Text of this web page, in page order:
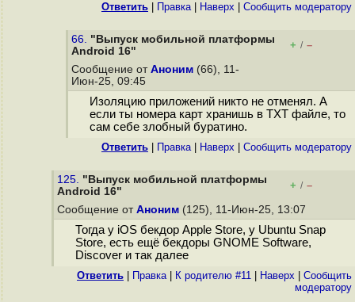
Ответить Правка| Наверх Cообщить модератору
66. "Выпуск мобильной платформы
Android 16"
+ / –
Сообщение от Аноним (66), 11-
Июн-25, 09:45
Изоляцию приложений никто не отменял. А
если ты номера карт хранишь в TXT файле, то
сам себе злобный буратино.
Ответить Правка| Наверх Cообщить модератору
125. "Выпуск мобильной платформы
Android 16"
+ / –
Сообщение от Аноним (125), 11-Июн-25, 13:07
Тогда у iOS бекдор Apple Store, у Ubuntu Snap
Store, есть ещё бекдоры GNOME Software,
Discover и так далее
Ответить Правка| К родителю #11 Наверх
Cообщить
модератору